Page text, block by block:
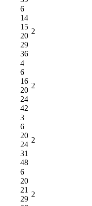
6
14
15
20
29
36
2
4
6
16
20
24
42
2
3
6
20
24
31
48
2
6
20
21
29
2